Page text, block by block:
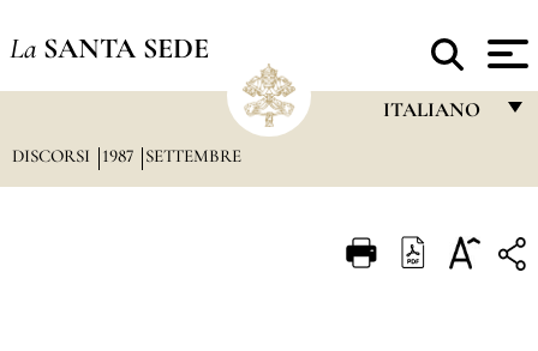
La SANTA SEDE
ITALIANO
ITALIANO
DISCORSI 1987 SETTEMBRE